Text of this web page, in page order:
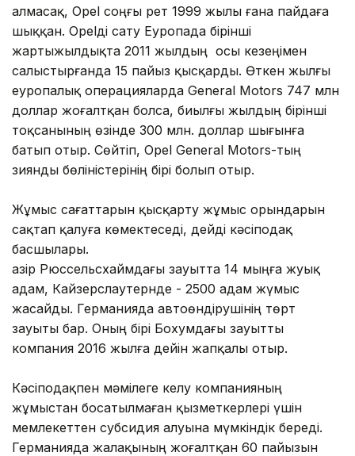
алмасақ, Opel соңғы рет 1999 жылы ғана пайдаға
шыққан. Opelді сату Еуропада бірінші
жартыжылдықта 2011 жылдың осы кезеңімен
салыстырғанда 15 пайыз қысқарды. Өткен жылғы
еуропалық операцияларда General Motors 747 млн
доллар жоғалтқан болса, биылғы жылдың бірінші
тоқсанының өзінде 300 млн. доллар шығынға
батып отыр. Сөйтіп, Opel General Motors-тың
зиянды бөліністерінің бірі болып отыр.
Жұмыс сағаттарын қысқарту жұмыс орындарын
сақтап қалуға көмектеседі, дейді кәсіподақ
басшылары.
Қазір Рюссельсхаймдағы зауытта 14 мыңға жуық
адам, Кайзерслаутернде - 2500 адам жүмыс
жасайды. Германияда автоөндірушінің төрт
зауыты бар. Оның бірі Бохумдағы зауытты
компания 2016 жылға дейін жапқалы отыр.
Кәсіподақпен мәмілеге келу компанияның
жұмыстан босатылмаған қызметкерлері үшін
мемлекеттен субсидия алуына мүмкіндік береді.
Германияда жалақының жоғалтқан 60 пайызын